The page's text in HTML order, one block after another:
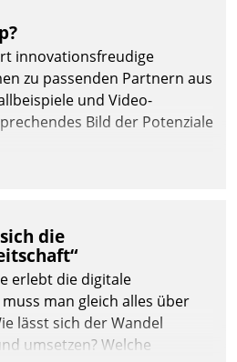
innovationsfreudige
zu passenden Partnern aus
und Video-
Bild der Potenziale
die
erlebt die digitale
man gleich alles über
lässt sich der Wandel
umsetzen? Welche